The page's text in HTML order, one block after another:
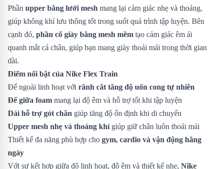
Phần upper bằng lưới mesh mang lại cảm giác nhẹ và thoáng,
giúp không khí lưu thông tốt trong suốt quá trình tập luyện. Bên
cạnh đó, phần cổ giày bằng mesh mềm tạo cảm giác êm ái
quanh mắt cá chân, giúp bạn mang giày thoải mái trong thời gian
dài.
Điểm nổi bật của Nike Flex Train
Đế ngoài linh hoạt với rãnh cắt tăng độ uốn cong tự nhiên
Đế giữa foam mang lại độ êm và hỗ trợ tốt khi tập luyện
Dải hỗ trợ gót chân giúp tăng độ ổn định khi di chuyển
Upper mesh nhẹ và thoáng khígiúp giữ chân luôn thoải mái
Thiết kế đa năng phù hợp cho gym, cardio và vận động hằng
ngày
Với sự kết hợp giữa độ linh hoạt, độ êm và thiết kế nhẹ, Nike